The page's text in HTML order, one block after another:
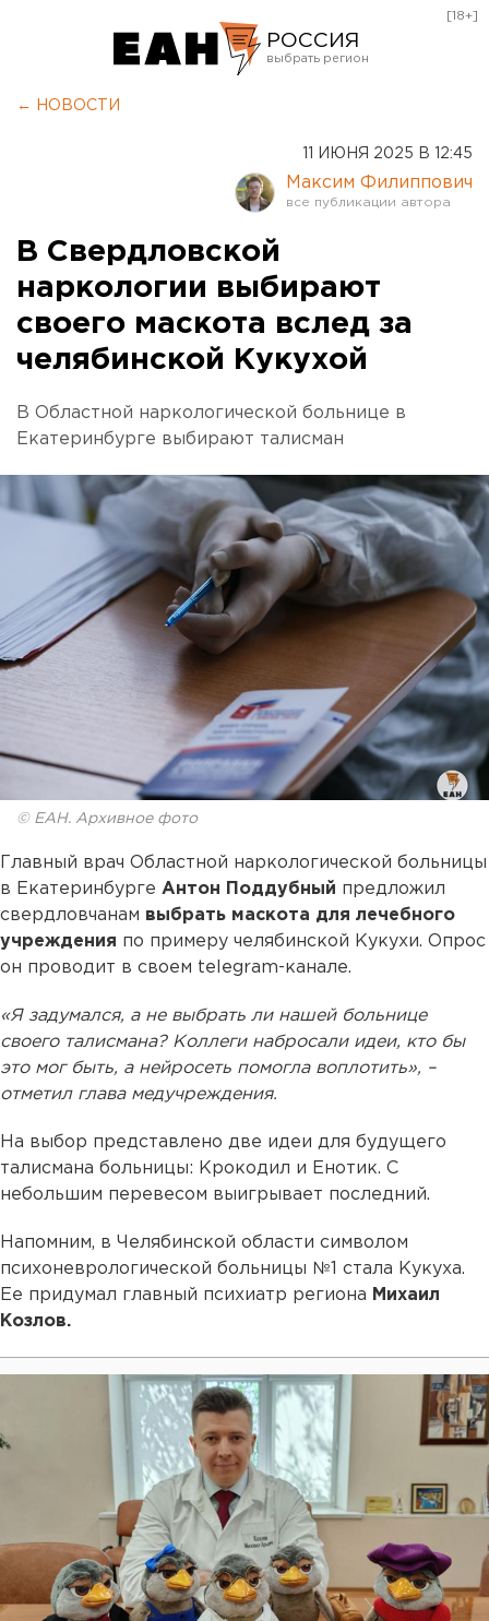
РОССИЯ
Оренбург
[18+]
← НОВОСТИ
11 ИЮНЯ 2025 В 12:45
Максим Филиппович
В Свердловской
наркологии выбирают
своего маскота вслед за
челябинской Кукухой
В Областной наркологической больнице в
Екатеринбурге выбирают талисман
© ЕАН. Архивное фото
Главный врач Областной наркологической больницы
в Екатеринбурге Антон Поддубный предложил
свердловчанам выбрать маскота для лечебного
учреждения по примеру челябинской Кукухи. Опрос
он проводит в своем telegram-канале.
«Я задумался, а не выбрать ли нашей больнице
своего талисмана? Коллеги набросали идеи, кто бы
это мог быть, а нейросеть помогла воплотить», –
отметил глава медучреждения.
На выбор представлено две идеи для будущего
талисмана больницы: Крокодил и Енотик. С
небольшим перевесом выигрывает последний.
Напомним, в Челябинской области символом
психоневрологической больницы №1 стала Кукуха.
Ее придумал главный психиатр региона Михаил
Козлов.